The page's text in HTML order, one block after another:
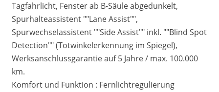
Tagfahrlicht, Fenster ab B-Säule abgedunkelt,
Spurhalteassistent ""Lane Assist"",
Spurwechselassistent ""Side Assist"" inkl. ""Blind Spot
Detection"" (Totwinkelerkennung im Spiegel),
Werksanschlussgarantie auf 5 Jahre / max. 100.000
km.
Komfort und Funktion : Fernlichtregulierung